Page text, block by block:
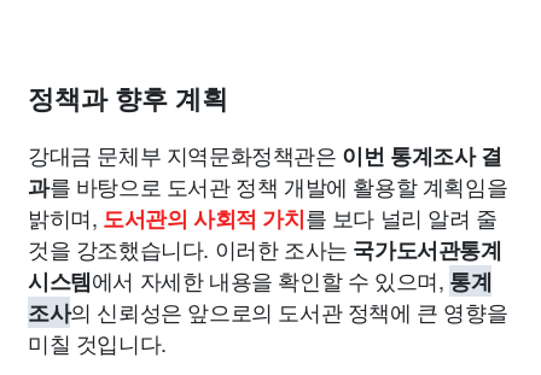
정책과 향후 계획
강대금 문체부 지역문화정책관은 이번 통계조사 결
과를 바탕으로 도서관 정책 개발에 활용할 계획임을
밝히며, 도서관의 사회적 가치를 보다 널리 알려 줄
것을 강조했습니다. 이러한 조사는 국가도서관통계
시스템에서 자세한 내용을 확인할 수 있으며, 통계
조사의 신뢰성은 앞으로의 도서관 정책에 큰 영향을
미칠 것입니다.